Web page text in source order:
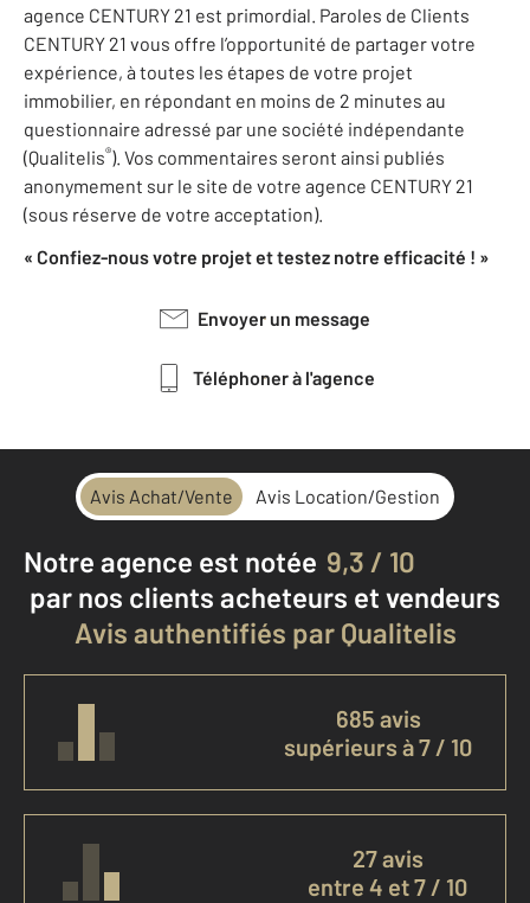
agence CENTURY 21 est primordial. Paroles de Clients
CENTURY 21 vous offre l’opportunité de partager votre
expérience, à toutes les étapes de votre projet
immobilier, en répondant en moins de 2 minutes au
questionnaire adressé par une société indépendante
(Qualitelis®). Vos commentaires seront ainsi publiés
anonymement sur le site de votre agence CENTURY 21
(sous réserve de votre acceptation).
« Confiez-nous votre projet et testez notre efficacité ! »
Envoyer un message
Téléphoner à l'agence
Avis Achat/Vente Avis Location/Gestion
Notre agence est notée 9,3 / 10
par nos clients acheteurs et vendeurs
Avis authentifiés par Qualitelis
685 avis
supérieurs à 7 / 10
27 avis
entre 4 et 7 / 10